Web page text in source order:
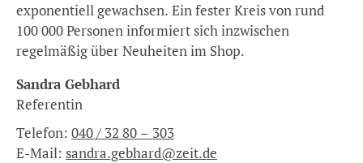
exponentiell gewachsen. Ein fester Kreis von rund
100 000 Personen informiert sich inzwischen
regelmäßig über Neuheiten im Shop.
Sandra Gebhard
Referentin
Telefon: 040 / 32 80 – 303
E-Mail: sandra.gebhard@zeit.de